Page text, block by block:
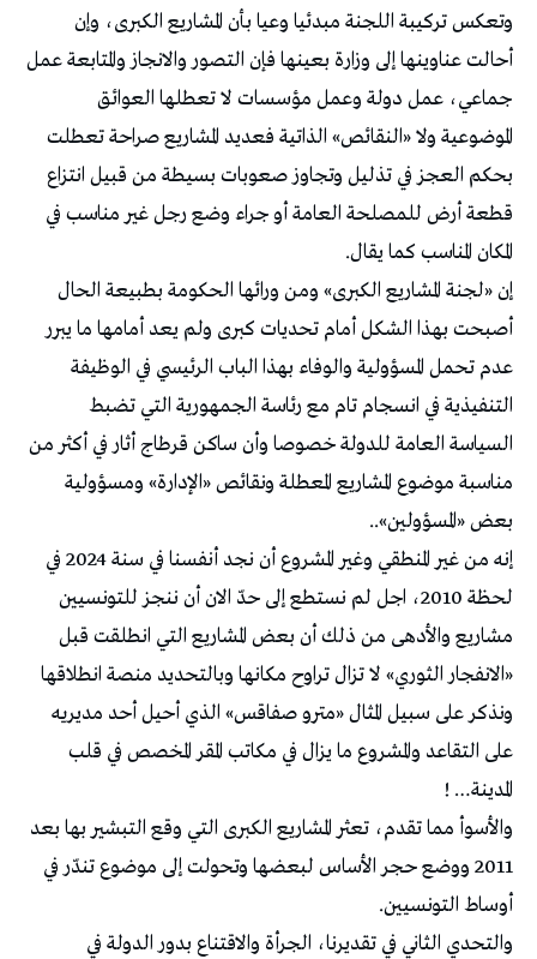
وتعكس تركيبة اللجنة مبدئيا وعيا بأن المشاريع الكبرى، وإن
أحالت عناوينها إلى وزارة بعينها فإن التصور والانجاز والمتابعة عمل
جماعي، عمل دولة وعمل مؤسسات لا تعطلها العوائق
الموضوعية ولا «النقائص» الذاتية فعديد المشاريع صراحة تعطلت
بحكم العجز في تذليل وتجاوز صعوبات بسيطة من قبيل انتزاع
قطعة أرض للمصلحة العامة أو جراء وضع رجل غير مناسب في
المكان المناسب كما يقال.
إن «لجنة المشاريع الكبرى» ومن ورائها الحكومة بطبيعة الحال
أصبحت بهذا الشكل أمام تحديات كبرى ولم يعد أمامها ما يبرر
عدم تحمل المسؤولية والوفاء بهذا الباب الرئيسي في الوظيفة
التنفيذية في انسجام تام مع رئاسة الجمهورية التي تضبط
السياسة العامة للدولة خصوصا وأن ساكن قرطاج أثار في أكثر من
مناسبة موضوع المشاريع المعطلة ونقائص «الإدارة» ومسؤولية
بعض «المسؤولين»..
إنه من غير المنطقي وغير المشروع أن نجد أنفسنا في سنة 2024 في
لحظة 2010، اجل لم نستطع إلى حدّ الان أن ننجز للتونسيين
مشاريع والأدهى من ذلك أن بعض المشاريع التي انطلقت قبل
«الانفجار الثوري» لا تزال تراوح مكانها وبالتحديد منصة انطلاقها
ونذكر على سبيل المثال «مترو صفاقس» الذي أحيل أحد مديريه
على التقاعد والمشروع ما يزال في مكاتب المقر المخصص في قلب
المدينة… !
والأسوأ مما تقدم، تعثر المشاريع الكبرى التي وقع التبشير بها بعد
2011 ووضع حجر الأساس لبعضها وتحولت إلى موضوع تندّر في
أوساط التونسيين.
والتحدي الثاني في تقديرنا، الجرأة والاقتناع بدور الدولة في